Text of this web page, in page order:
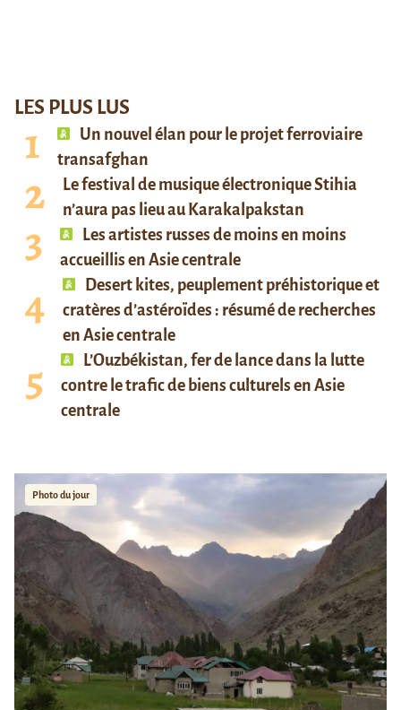
LES PLUS LUS
Un nouvel élan pour le projet ferroviaire
transafghan
Le festival de musique électronique Stihia
n’aura pas lieu au Karakalpakstan
Les artistes russes de moins en moins
accueillis en Asie centrale
Desert kites, peuplement préhistorique et
cratères d’astéroïdes : résumé de recherches
en Asie centrale
L’Ouzbékistan, fer de lance dans la lutte
contre le trafic de biens culturels en Asie
centrale
Photo du jour